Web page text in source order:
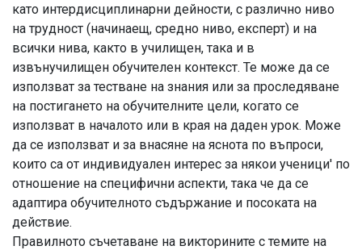
като интердисциплинарни дейности, с различно ниво
на трудност (начинаещ, средно ниво, експерт) и на
всички нива, както в училищен, така и в
извънучилищен обучителен контекст. Те може да се
използват за тестване на знания или за проследяване
на постигането на обучителните цели, когато се
използват в началото или в края на даден урок. Може
да се използват и за внасяне на яснота по въпроси,
които са от индивидуален интерес за някои ученици' по
отношение на специфични аспекти, така че да се
адаптира обучителното съдържание и посоката на
действие.
Правилното съчетаване на викторините с темите на